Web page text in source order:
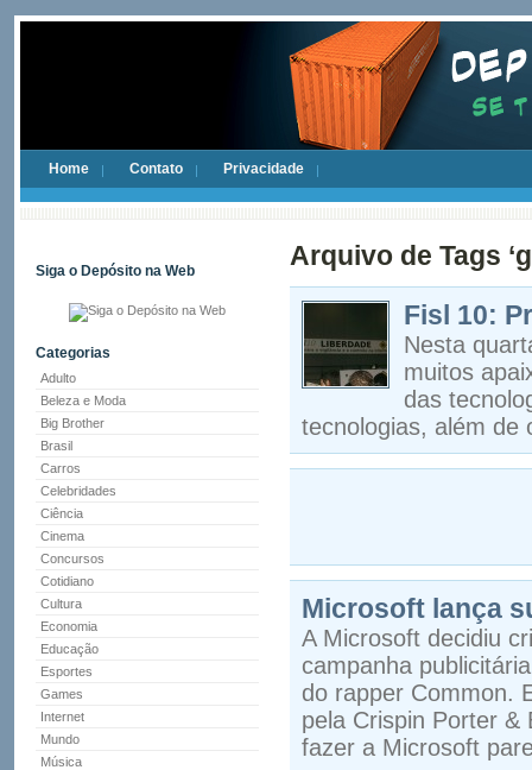
Home Contato Privacidade
Siga o Depósito na Web
Categorias
Adulto
Beleza e Moda
Big Brother
Brasil
Carros
Celebridades
Ciência
Cinema
Concursos
Cotidiano
Cultura
Economia
Educação
Esportes
Games
Internet
Mundo
Música
Arquivo de Tags
Fisl 10:
Nesta
muitos
das
tecnologias, além de
Microsoft lança
A Microsoft decidiu
campanha
do rapper Common.
pela Crispin Porter
fazer a Microsoft